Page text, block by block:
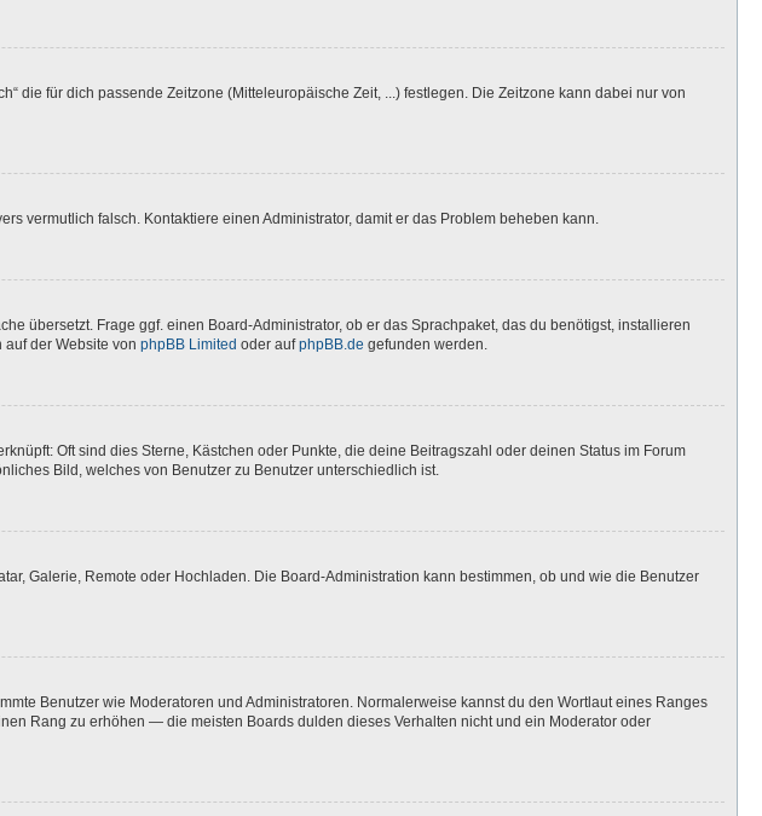
die für dich passende Zeitzone (Mitteleuropäische Zeit, ...) festlegen. Die Zeitzone kann dabei nur von
vermutlich falsch. Kontaktiere einen Administrator, damit er das Problem beheben kann.
übersetzt. Frage ggf. einen Board-Administrator, ob er das Sprachpaket, das du benötigst, installieren
der Website von phpBB Limited oder aufphpBB.de gefunden werden.
Oft sind dies Sterne, Kästchen oder Punkte, die deine Beitragszahl oder deinen Status im Forum
Bild, welches von Benutzer zu Benutzer unterschiedlich ist.
Galerie, Remote oder Hochladen. Die Board-Administration kann bestimmen, ob und wie die Benutzer
Benutzer wie Moderatoren und Administratoren. Normalerweise kannst du den Wortlaut eines Ranges
Rang zu erhöhen — die meisten Boards dulden dieses Verhalten nicht und ein Moderator oder